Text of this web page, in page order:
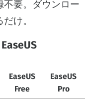
不要。ダウンロー
け。
EaseUS
Free
EaseUS
Pro